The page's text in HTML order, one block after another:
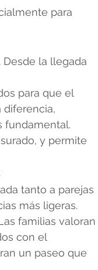
para
Desde la llegada
para que el
diferencia,
fundamental.
y permite
tanto a parejas
más ligeras.
familias valoran
con el
un paseo que